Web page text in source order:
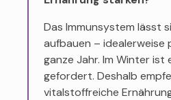
Das Immunsystem lässt
aufbauen – idealerweise
ganze Jahr. Im Winter
gefordert. Deshalb
vitalstoffreiche